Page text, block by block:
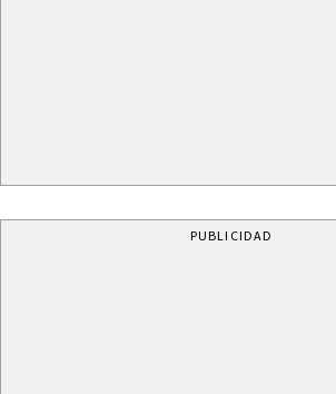
PUBLICIDAD